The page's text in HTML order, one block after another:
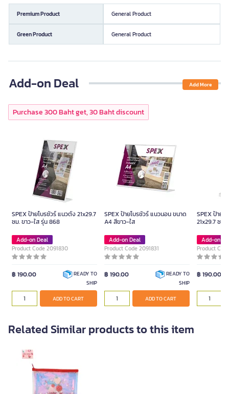
Premium Product General Product
Green Product General Product
Add-on Deal Add More
Purchase 300 Baht get, 30 Baht discount
SPEX ป้ายโบรชัวร์ แนวตั้ง 21x29.7
ซม. ขาว-ใส รุ่น 868
Add-on Deal
Product Code 2091830
฿ 190.00
READY TO
SHIP
ADD TO CART
SPEX ป้ายโบรชัวร์ แนวนอน ขนาด
A4 สีขาว-ใส
Add-on Deal
Product Code 2091831
฿ 190.00
READY TO
SHIP
ADD TO CART
SPEX ป้าย
21x29.7 ซม.
Add-on
Product
฿ 190.00
Related Similar products to this item